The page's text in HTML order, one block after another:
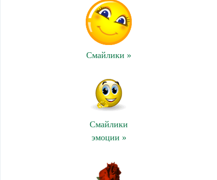
Смайлики »
Смайлики
эмоции »